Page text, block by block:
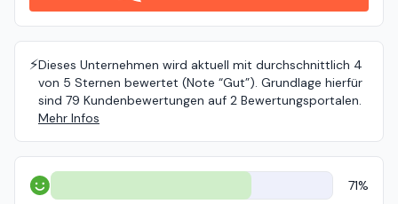
⚡️Dieses Unternehmen wird aktuell mit durchschnittlich 4
von 5 Sternen bewertet (Note “Gut”). Grundlage hierfür
sind 79 Kundenbewertungen auf 2 Bewertungsportalen.
Mehr Infos
Positiv 71%